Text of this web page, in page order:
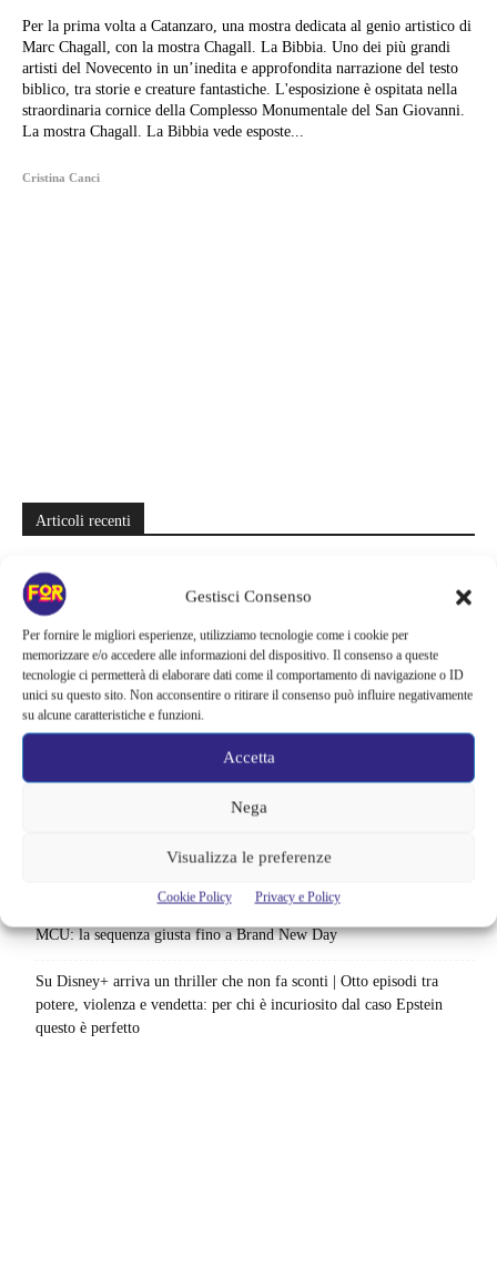
Gestisci Consenso
Per fornire le migliori esperienze, utilizziamo tecnologie come i cookie per
memorizzare e/o accedere alle informazioni del dispositivo. Il consenso a queste
tecnologie ci permetterà di elaborare dati come il comportamento di navigazione o ID
unici su questo sito. Non acconsentire o ritirare il consenso può influire negativamente
su alcune caratteristiche e funzioni.
Accetta
Nega
Visualizza le preferenze
Cookie Policy Privacy e Policy
Per la prima volta a Catanzaro, una mostra dedicata al genio artistico di
Marc Chagall, con la mostra Chagall. La Bibbia. Uno dei più grandi
artisti del Novecento in un’inedita e approfondita narrazione del testo
biblico, tra storie e creature fantastiche. L'esposizione è ospitata nella
straordinaria cornice della Complesso Monumentale del San Giovanni.
La mostra Chagall. La Bibbia vede esposte...
Cristina Canci
Articoli recenti
progetto è in sviluppo: cosa resta dell’esperimento
Netflix saluta 16 titoli ad agosto 2026 | 3 serie e 13 film lasciano il
catalogo: le date da segnare per l’ultimo rewatch
Netflix indaga sul lato oscuro del pollo fritto | Mo Gilligan affronta
84 pasti in 28 giorni: da guardare subito
e debutti: gli appuntamenti da non perdere
Film Marvel in ordine cronologico | Come guardare film e serie del
MCU: la sequenza giusta fino a Brand New Day
Su Disney+ arriva un thriller che non fa sconti | Otto episodi tra
potere, violenza e vendetta: per chi è incuriosito dal caso Epstein
questo è perfetto